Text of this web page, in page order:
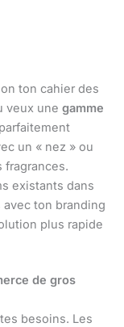
ton cahier des
veux une gamme
un « nez » ou
fragrances.
existants dans
ton branding
plus rapide
de gros
besoins. Les